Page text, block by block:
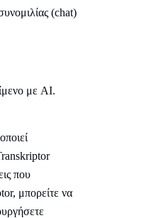
(chat)
που
μπορείτε να